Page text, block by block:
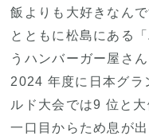
飯よりも大好きなん
とともに松島にある
うハンバーガー屋さ
2024 年度に日本グラ
ルド大会では9 位と
一口目からため息が